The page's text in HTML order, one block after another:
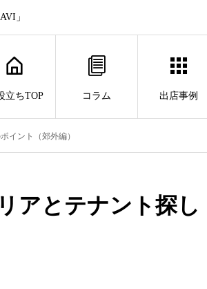
」
立ちTOP コラム 出店事例
イント（郊外編）
アとテナント探し